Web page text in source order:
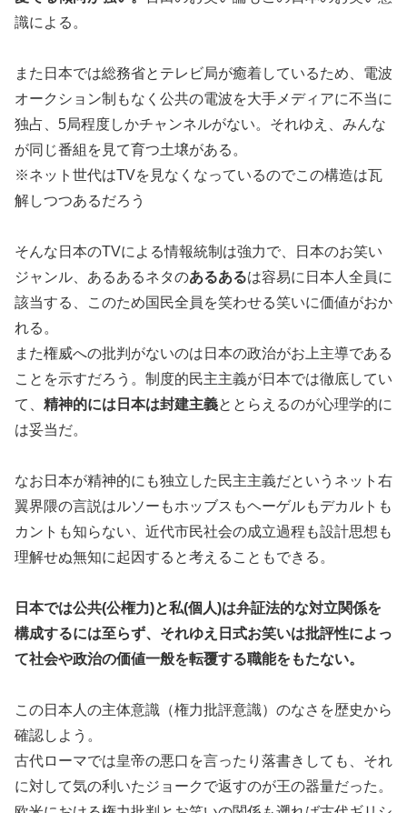
識による。
また日本では総務省とテレビ局が癒着しているため、電波
オークション制もなく公共の電波を大手メディアに不当に
独占、5局程度しかチャンネルがない。それゆえ、みんな
が同じ番組を見て育つ土壌がある。
※ネット世代はTVを見なくなっているのでこの構造は瓦
解しつつあるだろう
そんな日本のTVによる情報統制は強力で、日本のお笑い
ジャンル、あるあるネタのあるあるは容易に日本人全員に
該当する、このため国民全員を笑わせる笑いに価値がおか
れる。
また権威への批判がないのは日本の政治がお上主導である
ことを示すだろう。制度的民主主義が日本では徹底してい
て、 精神的には日本は封建主義ととらえるのが心理学的に
は妥当だ。
なお日本が精神的にも独立した民主主義だというネット右
翼界隈の言説はルソーもホッブスもヘーゲルもデカルトも
カントも知らない、近代市民社会の成立過程も設計思想も
理解せぬ無知に起因すると考えることもできる。
日本では公共(公権力)と私(個人)は弁証法的な対立関係を
構成するには至らず、それゆえ日式お笑いは批評性によっ
て社会や政治の価値一般を転覆する職能をもたない。
この日本人の主体意識（権力批評意識）のなさを歴史から
確認しよう。
古代ローマでは皇帝の悪口を言ったり落書きしても、それ
に対して気の利いたジョークで返すのが王の器量だった。